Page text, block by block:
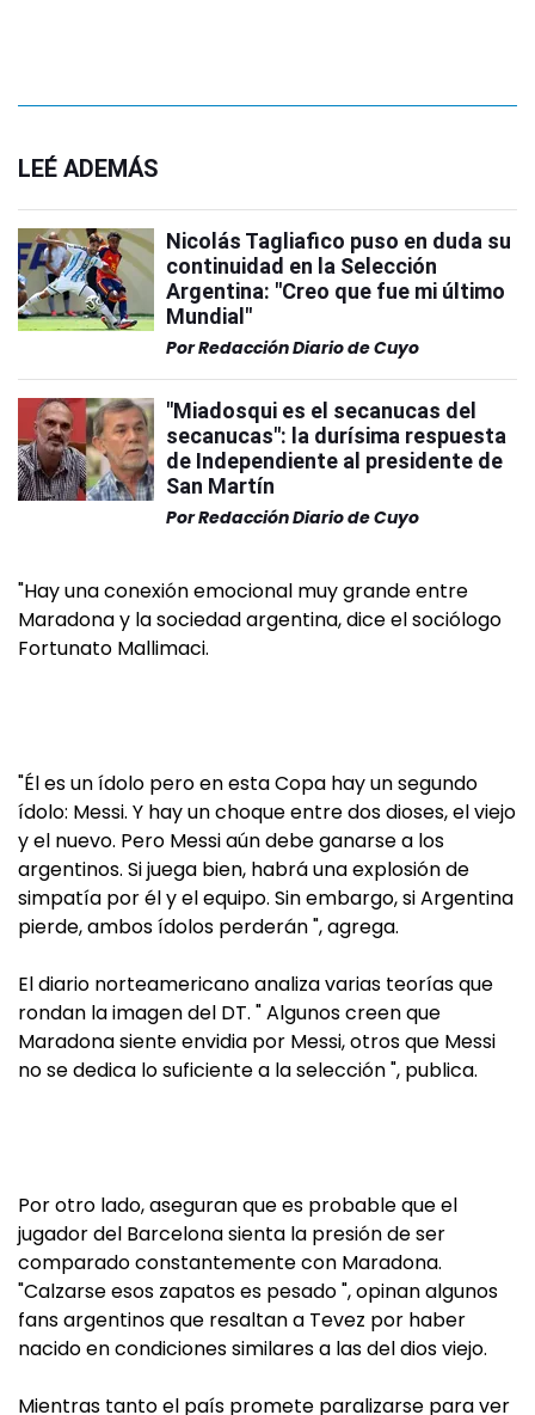
LEÉ ADEMÁS
Nicolás Tagliafico puso en duda su
continuidad en la Selección
Argentina: "Creo que fue mi último
Mundial"
PorRedacción Diario de Cuyo
"Miadosqui es el secanucas del
secanucas": la durísima respuesta
de Independiente al presidente de
San Martín
PorRedacción Diario de Cuyo
"Hay una conexión emocional muy grande entre
Maradona y la sociedad argentina, dice el sociólogo
Fortunato Mallimaci.
"Él es un ídolo pero en esta Copa hay un segundo
ídolo: Messi. Y hay un choque entre dos dioses, el viejo
y el nuevo. Pero Messi aún debe ganarse a los
argentinos. Si juega bien, habrá una explosión de
simpatía por él y el equipo. Sin embargo, si Argentina
pierde, ambos ídolos perderán ", agrega.
El diario norteamericano analiza varias teorías que
rondan la imagen del DT. " Algunos creen que
Maradona siente envidia por Messi, otros que Messi
no se dedica lo suficiente a la selección ", publica.
Por otro lado, aseguran que es probable que el
jugador del Barcelona sienta la presión de ser
comparado constantemente con Maradona.
"Calzarse esos zapatos es pesado ", opinan algunos
fans argentinos que resaltan a Tevez por haber
nacido en condiciones similares a las del dios viejo.
Mientras tanto el país promete paralizarse para ver